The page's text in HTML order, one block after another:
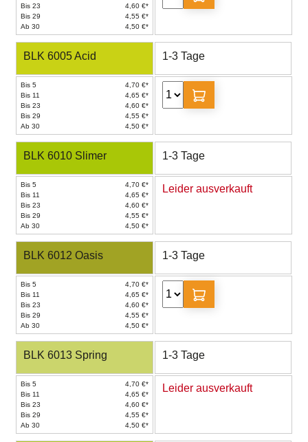
Bis 23
4,60 €*
Bis 29
4,55 €*
Ab 30
4,50 €*
BLK 6005 Acid 1-3 Tage
Bis 5
4,70 €*
Bis 11
4,65 €*
Bis 23
4,60 €*
Bis 29
4,55 €*
Ab 30
4,50 €*
BLK 6010 Slimer 1-3 Tage
Bis 5
4,70 €*
Bis 11
4,65 €*
Bis 23
4,60 €*
Bis 29
4,55 €*
Ab 30
4,50 €*
Leider ausverkauft
BLK 6012 Oasis 1-3 Tage
Bis 5
4,70 €*
Bis 11
4,65 €*
Bis 23
4,60 €*
Bis 29
4,55 €*
Ab 30
4,50 €*
BLK 6013 Spring 1-3 Tage
Bis 5
4,70 €*
Bis 11
4,65 €*
Bis 23
4,60 €*
Bis 29
4,55 €*
Ab 30
4,50 €*
Leider ausverkauft